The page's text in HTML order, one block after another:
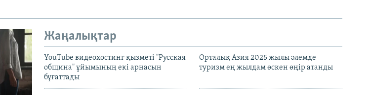
Жаңалықтар
YouTube видеохостинг қызметі "Русская
община" ұйымының екі арнасын
бұғаттады
Орталық Азия 2025 жылы әлемде
туризм ең жылдам өскен өңір атанды